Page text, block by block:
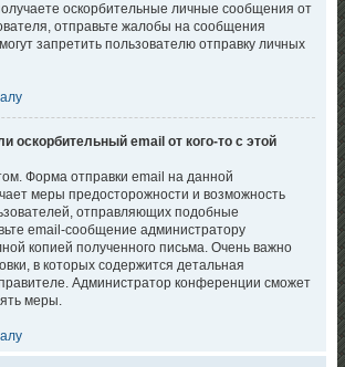
оскорбительные личные сообщения от
отправьте жалобы на сообщения
запретить пользователю отправку личных
оскорбительный email от кого-то с этой
Форма отправки email на данной
меры предосторожности и возможность
отправляющих подобные
email-сообщение администратору
копией полученного письма. Очень важно
в которых содержится детальная
Администратор конференции сможет
меры.